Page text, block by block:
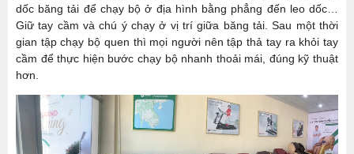
dốc băng tải để chạy bộ ở địa hình bằng phẳng đến leo dốc…
Giữ tay cầm và chú ý chạy ở vị trí giữa băng tải. Sau một thời
gian tập chạy bộ quen thì mọi người nên tập thả tay ra khỏi tay
cầm để thực hiện bước chạy bộ nhanh thoải mái, đúng kỹ thuật
hơn.